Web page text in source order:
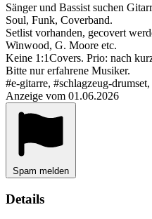
Sänger und Bassist suchen
Soul, Funk, Coverband.
Setlist vorhanden, gecovert
Winwood, G. Moore etc.
Keine 1:1Covers. Prio: nach
Bitte nur erfahrene Musiker.
#e-gitarre, #schlagzeug-
Anzeige vom 01.06.2026
Spam melden
Details